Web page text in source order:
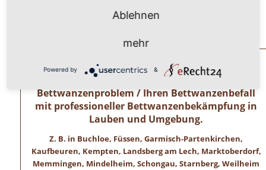
0 8 2 4 1 / 8 0 2 9 1 7 1.
Allgäuer Kammerjäger – Zertifizierte
Schädlingsbekämpfer lösen Ihr
Bettwanzenproblem / Ihren Bettwanzenbefall
mit professioneller Bettwanzenbekämpfung in
Lauben und Umgebung.
Z. B. in Buchloe, Füssen, Garmisch-Partenkirchen,
Kaufbeuren, Kempten, Landsberg am Lech, Marktoberdorf,
Memmingen, Mindelheim, Schongau, Starnberg, Weilheim
Ablehnen
mehr
Powered by &